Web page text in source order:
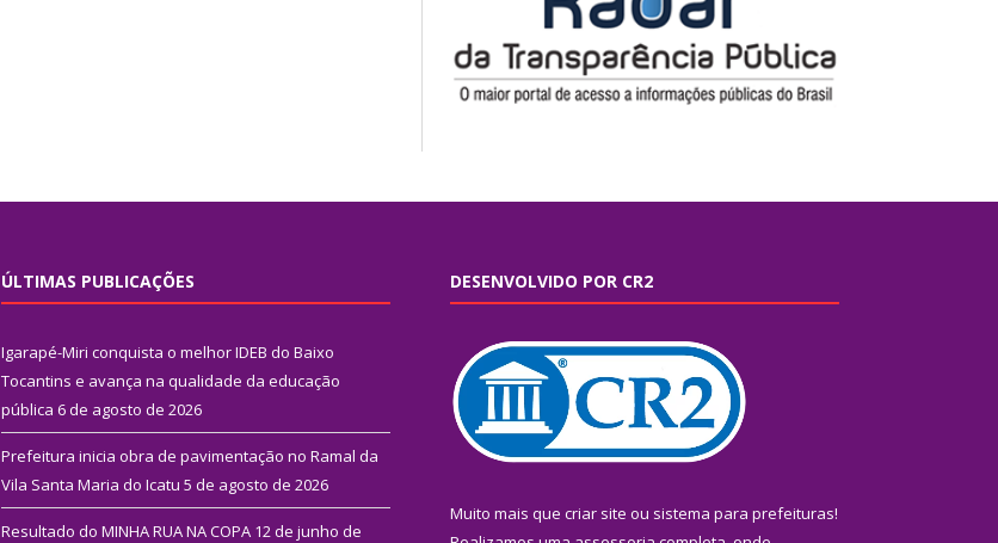
ÚLTIMAS PUBLICAÇÕES
Igarapé-Miri conquista o melhor IDEB do Baixo
Tocantins e avança na qualidade da educação
pública 6 de agosto de 2026
Prefeitura inicia obra de pavimentação no Ramal da
Vila Santa Maria do Icatu 5 de agosto de 2026
Resultado do MINHA RUA NA COPA 12 de junho de
DESENVOLVIDO POR CR2
Muito mais que criar site ou sistema para prefeituras!